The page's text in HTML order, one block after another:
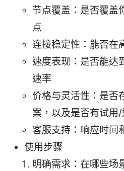
节点覆盖：是否覆盖
点
连接稳定性：能否在
速度表现：是否能达
速率
价格与灵活性：是否
案，以及是否有试用
客服支持：响应时间
使用步骤
明确需求：在哪些场